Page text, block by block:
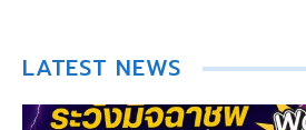
LATEST NEWS